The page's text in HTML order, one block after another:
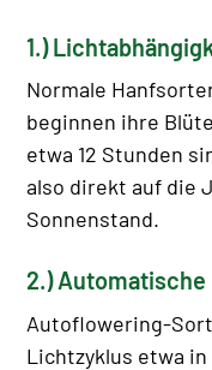
1.)
Normale
beginnen ihre
etwa 12 Stunden
also direkt auf die
Sonnenstand.
2.)
Autoflowering-
Lichtzyklus etwa